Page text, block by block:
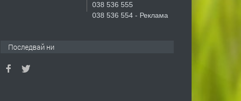
038 536 555
038 536 554 - Реклама
Последвай ни